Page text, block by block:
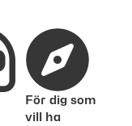
För dig som
vill ha